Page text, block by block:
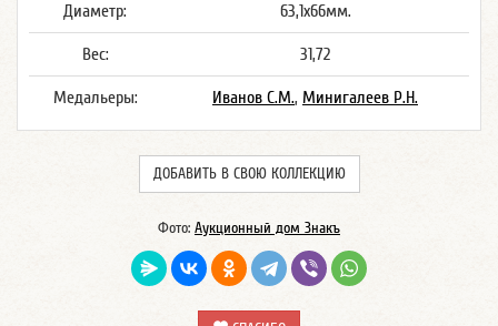
Диаметр: 63,1х66мм.
Вес: 31,72
Медальеры: Иванов С.М., Минигалеев Р.Н.
ДОБАВИТЬ В СВОЮ КОЛЛЕКЦИЮ
Фото: Аукционный дом Знакъ